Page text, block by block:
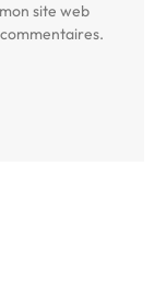
site web